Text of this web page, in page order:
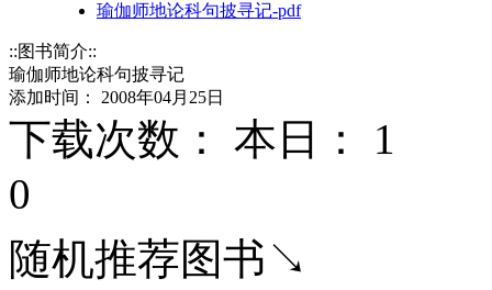
瑜伽师地论科句披寻记-pdf
::图书简介::
瑜伽师地论科句披寻记
添加时间： 2008年04月25日
下载次数： 本日： 1
0
随机推荐图书↘